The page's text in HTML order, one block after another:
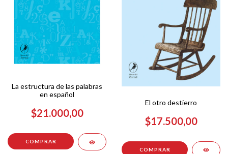
La estructura de las palabras
en español
$21.000,00
El otro destierro
$17.500,00